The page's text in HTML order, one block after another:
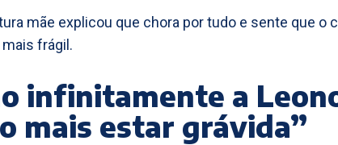
mãe explicou que chora por tudo e sente que o
frágil.
infinitamente a
mais estar grávida”